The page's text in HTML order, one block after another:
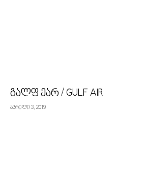
გალფ ეარ / GULF AIR
აპრილი 3, 2019